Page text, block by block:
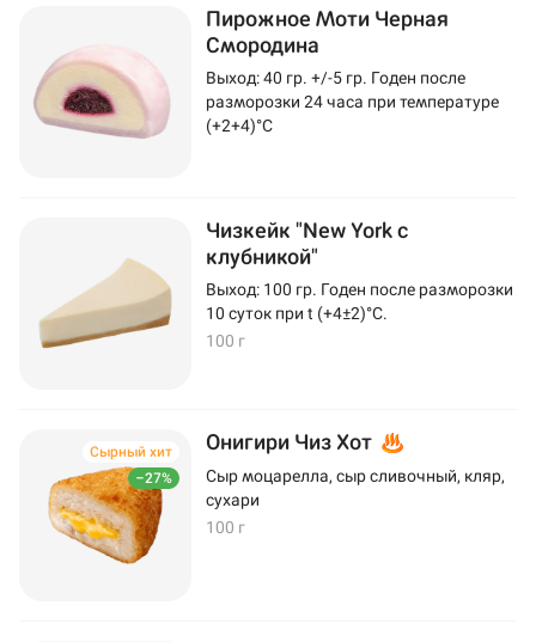
Пирожное Моти Черная
Смородина
Выход: 40 гр. +/-5 гр. Годен после
разморозки 24 часа при температуре
(+2+4)°C
Чизкейк "New York с
клубникой"
Выход: 100 гр. Годен после разморозки
10 суток при t (+4±2)°C.
100 г
–27%
Сырный хит Онигири Чиз Хот
Сыр моцарелла, сыр сливочный, кляр,
сухари
100 г